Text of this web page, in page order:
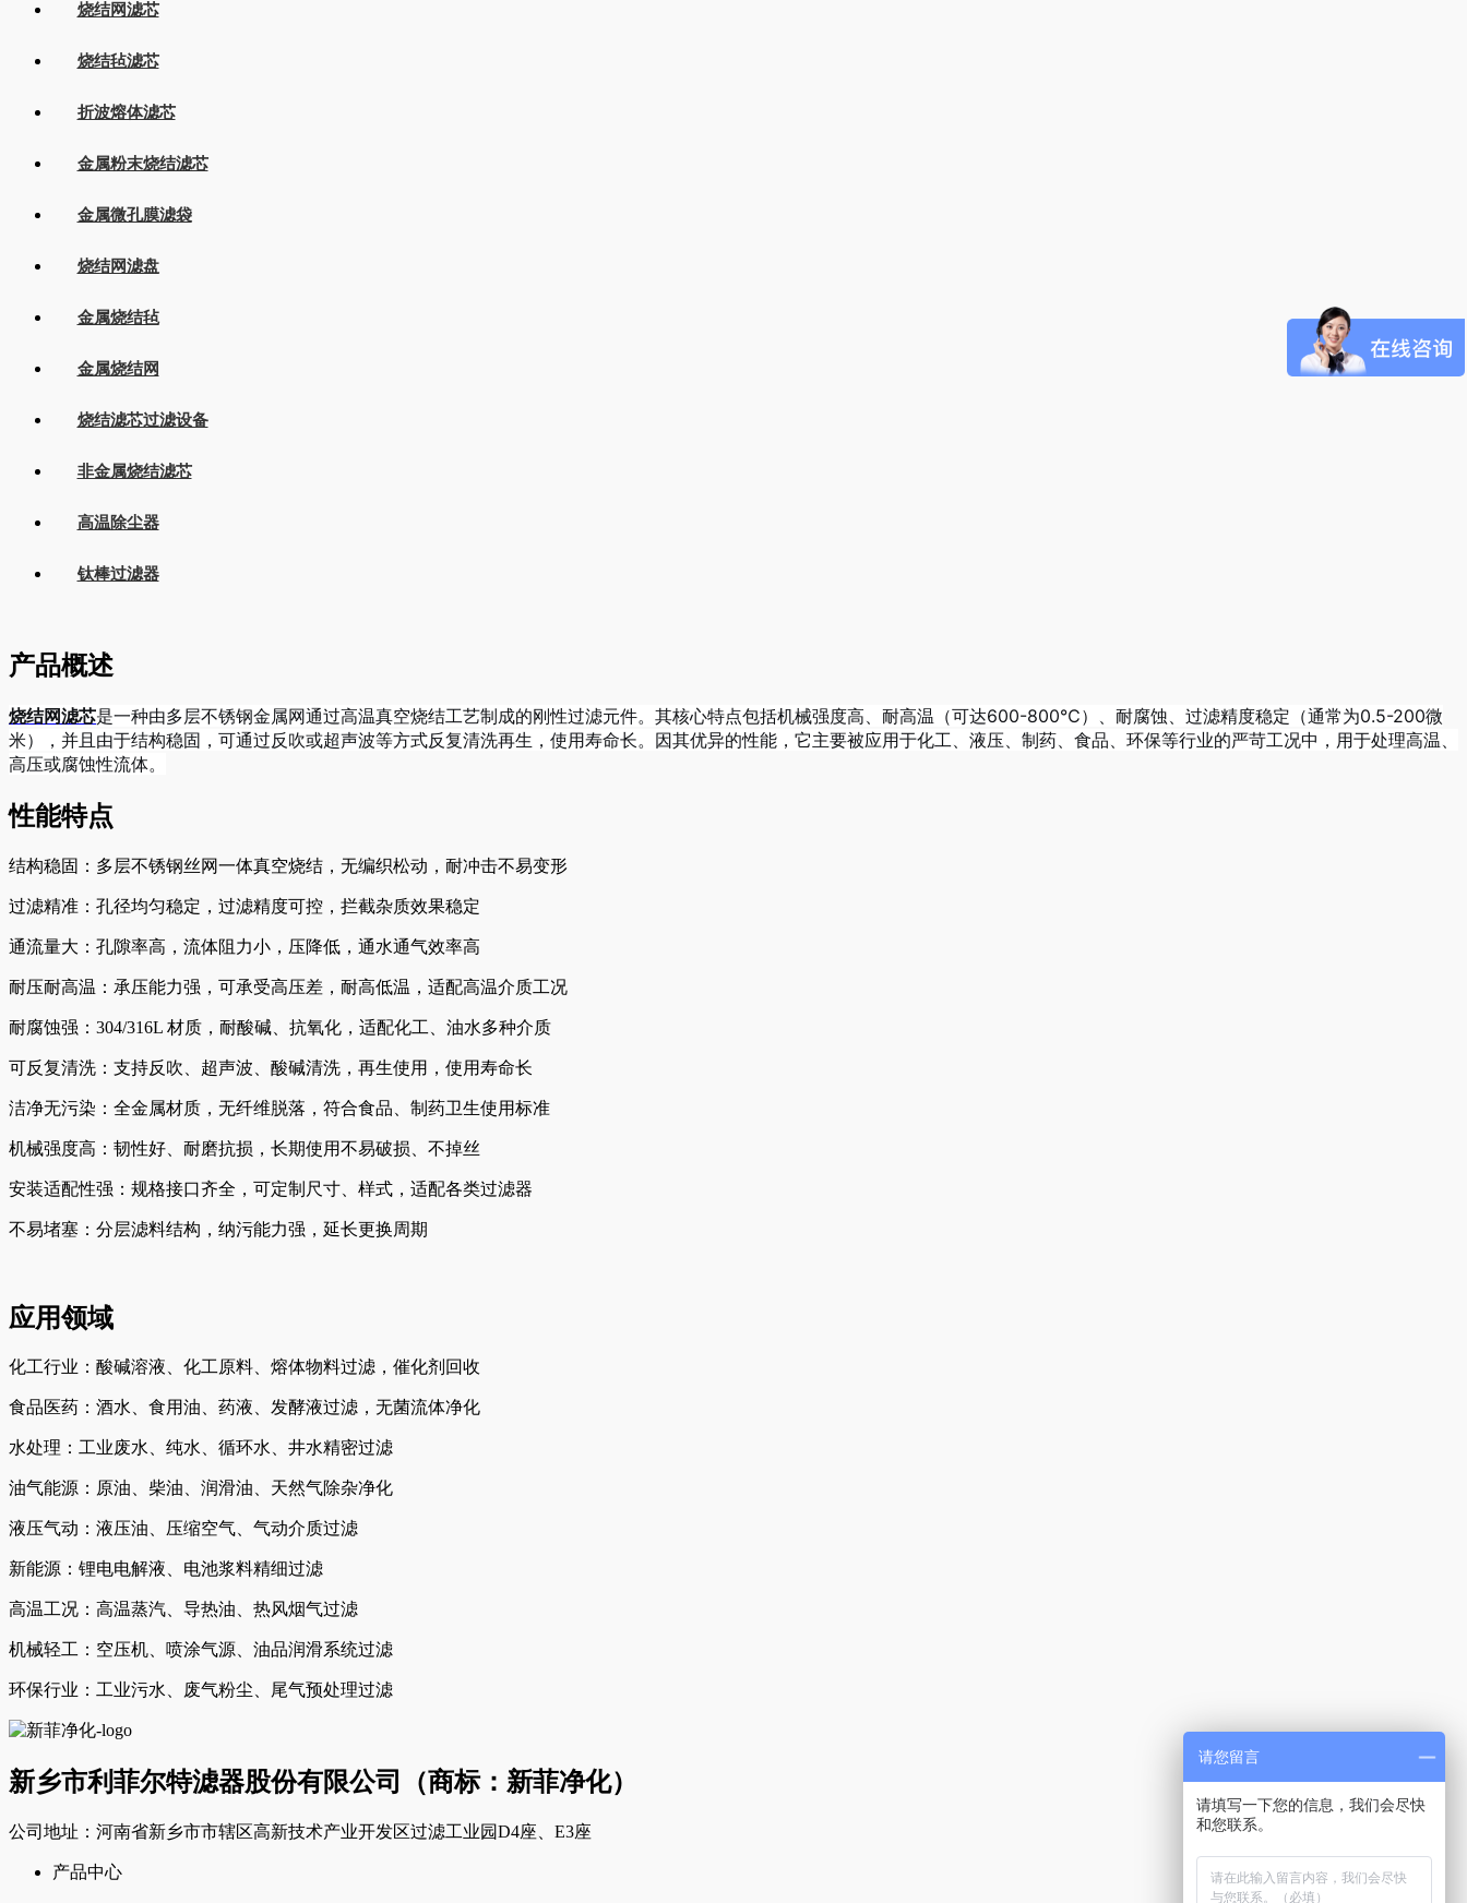
烧结网滤芯
烧结毡滤芯
折波熔体滤芯
金属粉末烧结滤芯
金属微孔膜滤袋
烧结网滤盘
金属烧结毡
金属烧结网
烧结滤芯过滤设备
非金属烧结滤芯
高温除尘器
钛棒过滤器
产品概述
烧结网滤芯是一种由多层不锈钢金属网通过高温真空烧结工艺制成的刚性过滤元件。其核心特点包括机械强度高、耐高温（可达600-800℃）、耐腐蚀、过滤精度稳定（通常为0.5-200微
米），并且由于结构稳固，可通过反吹或超声波等方式反复清洗再生，使用寿命长。因其优异的性能，它主要被应用于化工、液压、制药、食品、环保等行业的严苛工况中，用于处理高温、
高压或腐蚀性流体。
性能特点
结构稳固：多层不锈钢丝网一体真空烧结，无编织松动，耐冲击不易变形
过滤精准：孔径均匀稳定，过滤精度可控，拦截杂质效果稳定
通流量大：孔隙率高，流体阻力小，压降低，通水通气效率高
耐压耐高温：承压能力强，可承受高压差，耐高低温，适配高温介质工况
耐腐蚀强：304/316L 材质，耐酸碱、抗氧化，适配化工、油水多种介质
可反复清洗：支持反吹、超声波、酸碱清洗，再生使用，使用寿命长
洁净无污染：全金属材质，无纤维脱落，符合食品、制药卫生使用标准
机械强度高：韧性好、耐磨抗损，长期使用不易破损、不掉丝
安装适配性强：规格接口齐全，可定制尺寸、样式，适配各类过滤器
不易堵塞：分层滤料结构，纳污能力强，延长更换周期
应用领域
化工行业：酸碱溶液、化工原料、熔体物料过滤，催化剂回收
食品医药：酒水、食用油、药液、发酵液过滤，无菌流体净化
水处理：工业废水、纯水、循环水、井水精密过滤
油气能源：原油、柴油、润滑油、天然气除杂净化
液压气动：液压油、压缩空气、气动介质过滤
新能源：锂电电解液、电池浆料精细过滤
高温工况：高温蒸汽、导热油、热风烟气过滤
机械轻工：空压机、喷涂气源、油品润滑系统过滤
环保行业：工业污水、废气粉尘、尾气预处理过滤
新乡市利菲尔特滤器股份有限公司（商标：新菲净化）
公司地址：河南省新乡市市辖区高新技术产业开发区过滤工业园D4座、E3座
产品中心
请您留言
请填写一下您的信息，我们会尽快
和您联系。